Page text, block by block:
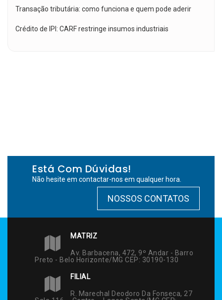
Transação tributária: como funciona e quem pode aderir
Crédito de IPI: CARF restringe insumos industriais
Está Com Dúvidas!
Não hesite em contactar-nos em qualquer hora.
NOSSOS CONTATOS
MATRIZ
Av. Barbacena, 472, 9º Andar - Barro
Preto - Belo Horizonte/MG CEP: 30190-130
FILIAL
R. Marechal Deodoro Da Fonseca, 27